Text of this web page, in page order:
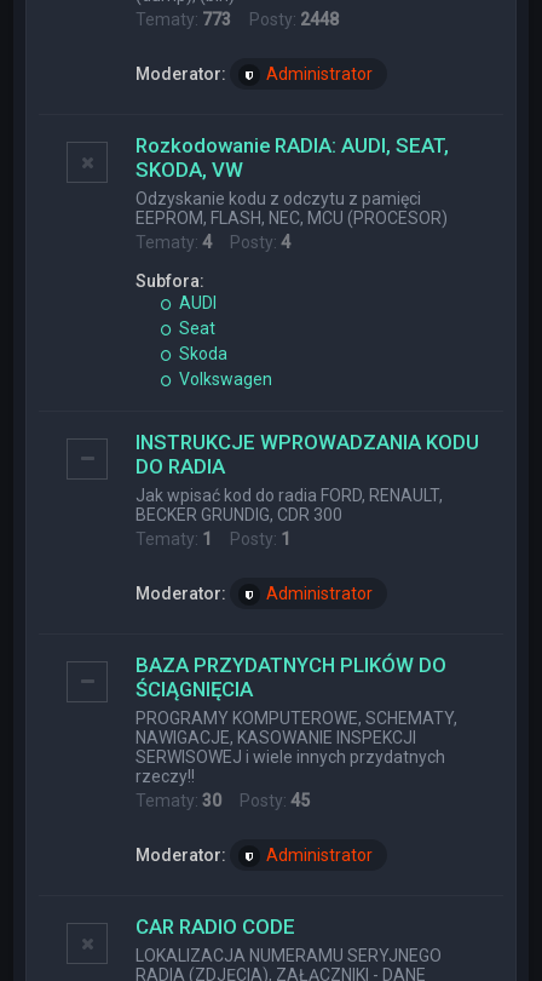
Tematy: 773 Posty: 2448
Moderator: Administrator
Rozkodowanie RADIA: AUDI, SEAT,
SKODA, VW
Odzyskanie kodu z odczytu z pamięci
EEPROM, FLASH, NEC, MCU (PROCESOR)
Tematy:4Posty:4
Subfora:
AUDI
Seat
Skoda
Volkswagen
INSTRUKCJE WPROWADZANIA KODU
DO RADIA
Jak wpisać kod do radia FORD, RENAULT,
BECKER GRUNDIG, CDR 300
Tematy: 1 Posty: 1
Moderator: Administrator
BAZA PRZYDATNYCH PLIKÓW DO
ŚCIĄGNIĘCIA
PROGRAMY KOMPUTEROWE, SCHEMATY,
NAWIGACJE, KASOWANIE INSPEKCJI
SERWISOWEJ i wiele innych przydatnych
rzeczy!!
Tematy:30 Posty:45
Moderator: Administrator
CAR RADIO CODE
LOKALIZACJA NUMERAMU SERYJNEGO
RADIA (ZDJĘCIA), ZAŁĄCZNIKI - DANE